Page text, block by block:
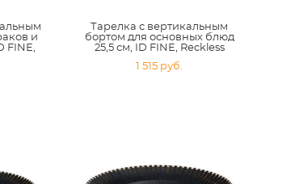
и
FINE,
Тарелка с вертикальным
бортом для основных блюд
25,5 см, ID FINE, Reckless
1 515 pуб.